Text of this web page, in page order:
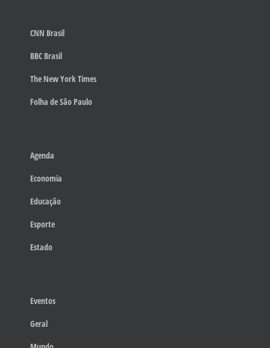
CNN Brasil
BBC Brasil
The New York Times
Folha de São Paulo
Agenda
Economia
Educação
Esporte
Estado
Eventos
Geral